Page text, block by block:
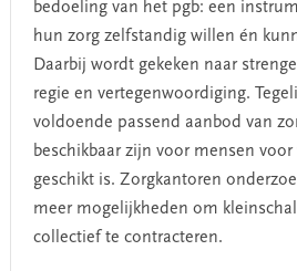
bedoeling van het pgb: een
hun zorg zelfstandig willen én
Daarbij wordt gekeken naar
regie en vertegenwoordiging.
voldoende passend aanbod van
beschikbaar zijn voor mensen
geschikt is. Zorgkantoren
meer mogelijkheden om
collectief te contracteren.